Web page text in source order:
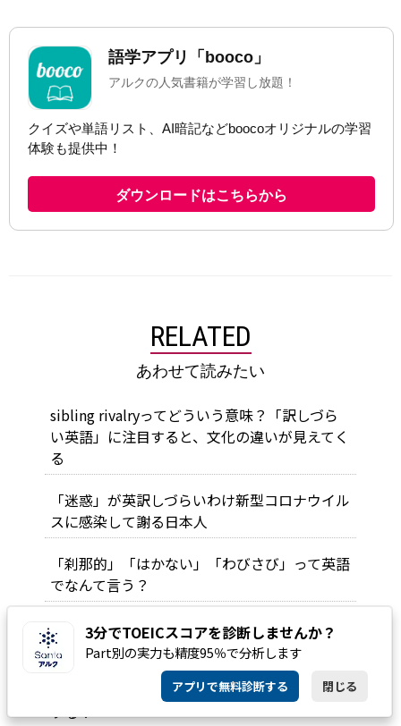
RELATED
あわせて読みたい
sibling rivalryってどういう意味？「訳しづら
い英語」に注目すると、文化の違いが見えてく
る
「迷惑」が英訳しづらいわけ――新型コロナウイル
スに感染して謝る日本人
「刹那的」「はかない」「わびさび」って英語
でなんて言う？
「縁」って英語でなんて言う？「ジンクス」は
英語だと「呪い」！？
「思いやり」や「気遣い」を英語でなんて表現
する？
3分でTOEICスコアを診断しませんか？
Part別の実力も精度95％で分析します
アプリで無料診断する 閉じる